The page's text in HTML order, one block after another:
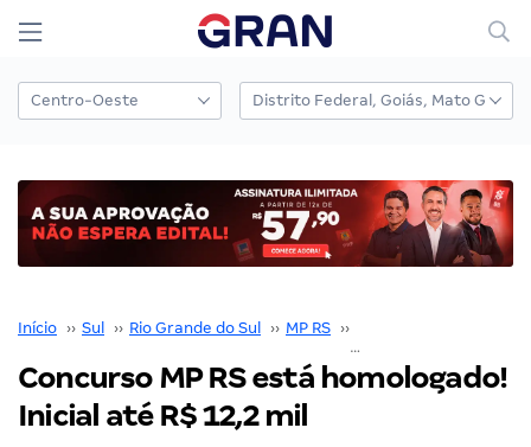
Início ›› Sul ›› Rio Grande do Sul ›› MP RS ››
Concurso MP RS está homologado!
Inicial até R$ 12,2 mil